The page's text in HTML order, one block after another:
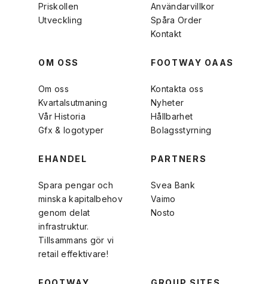
Priskollen
Utveckling
Användarvillkor
Spåra Order
Kontakt
OM OSS
Om oss
Kvartalsutmaning
Vår Historia
Gfx & logotyper
FOOTWAY OAAS
Kontakta oss
Nyheter
Hållbarhet
Bolagsstyrning
EHANDEL
Spara pengar och
minska kapitalbehov
genom delat
infrastruktur.
Tillsammans gör vi
retail effektivare!
PARTNERS
Svea Bank
Vaimo
Nosto